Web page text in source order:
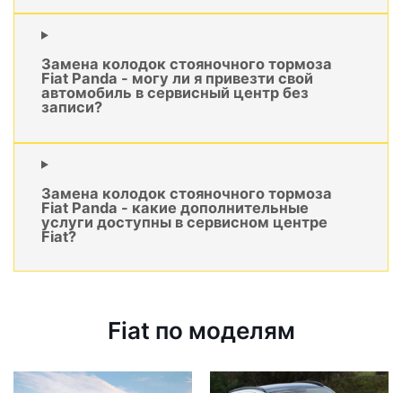
Замена колодок стояночного тормоза
Fiat Panda - могу ли я привезти свой
автомобиль в сервисный центр без
записи?
Замена колодок стояночного тормоза
Fiat Panda - какие дополнительные
услуги доступны в сервисном центре
Fiat?
Fiat по моделям